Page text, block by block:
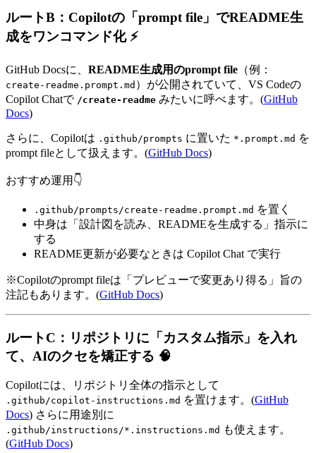
ルートB：Copilotの「prompt file」でREADME生
成をワンコマンド化 ⚡
GitHub Docsに、 README生成用のprompt file （例：
create-readme.prompt.md ）が公開されていて、VS Codeの
Copilot Chatで /create-readme みたいに呼べます。(GitHub
Docs)
さらに、Copilotは .github/prompts に置いた *.prompt.md を
prompt fileとして扱えます。(GitHub Docs)
おすすめ運用👇
.github/prompts/create-readme.prompt.md を置く
中身は「設計図を読み、READMEを生成する」指示に
する
README更新が必要なときは Copilot Chat で実行
※Copilotのprompt fileは「プレビューで変更あり得る」旨の
注記もあります。(GitHub Docs)
ルートC：リポジトリに「カスタム指示」を入れ
て、AIのクセを矯正する 🧠
Copilotには、リポジトリ全体の指示として
.github/copilot-instructions.md を置けます。(GitHub
Docs) さらに用途別に
.github/instructions/*.instructions.md も使えます。
(GitHub Docs)